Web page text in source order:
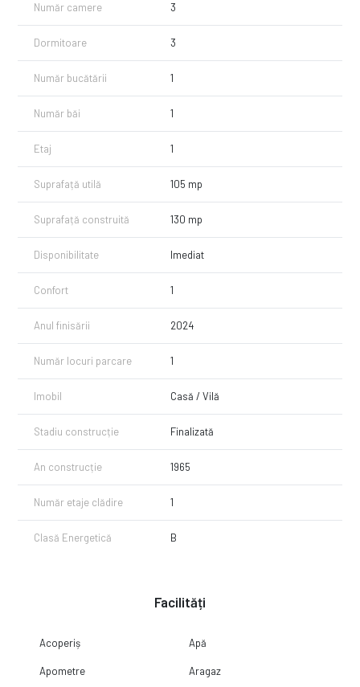
Număr camere 3
Dormitoare 3
Număr bucătării 1
Număr băi 1
Etaj 1
Suprafață utilă 105 mp
Suprafață construită 130 mp
Disponibilitate Imediat
Confort 1
Anul finisării 2024
Număr locuri parcare 1
Imobil Casă / Vilă
Stadiu construcție Finalizată
An construcție 1965
Număr etaje clădire 1
Clasă Energetică B
Facilități
Acoperiș Apă
Apometre Aragaz